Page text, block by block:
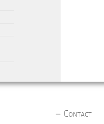
Contact